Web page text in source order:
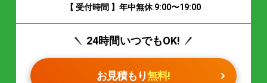
【 受付時間 】年中無休 9:00〜19:00
24時間いつでもOK!
お見積もり無料!